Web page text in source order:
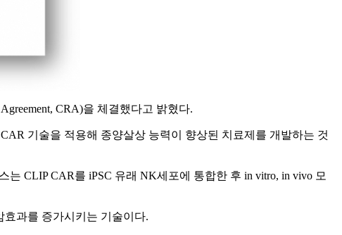
CRA)을 체결했다고 밝혔다.
기술을 적용해 종양살상 능력이 향상된 치료제를 개발하는 것
CLIP CAR를 iPSC 유래 NK세포에 통합한 후 in vitro, in vivo 모
효과를 증가시키는 기술이다.